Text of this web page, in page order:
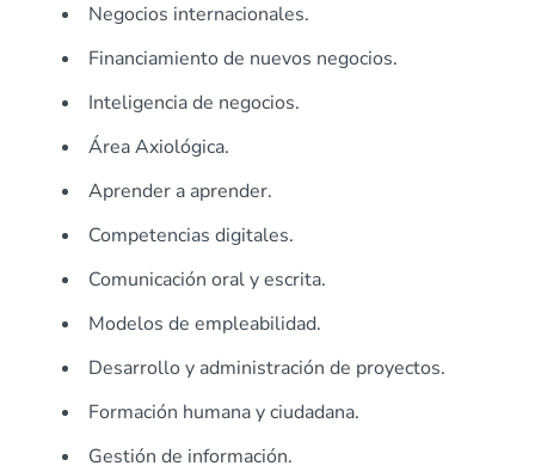
Negocios internacionales.
Financiamiento de nuevos negocios.
Inteligencia de negocios.
Área Axiológica.
Aprender a aprender.
Competencias digitales.
Comunicación oral y escrita.
Modelos de empleabilidad.
Desarrollo y administración de proyectos.
Formación humana y ciudadana.
Gestión de información.